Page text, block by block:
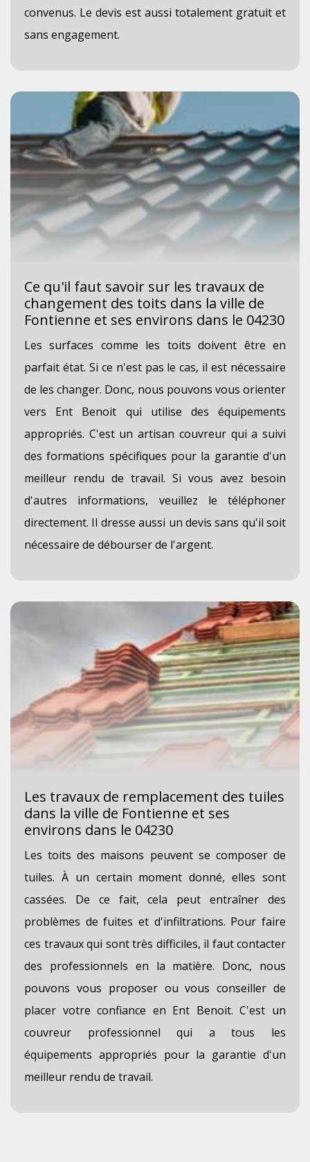
convenus. Le devis est aussi totalement gratuit et
sans engagement.
Ce qu'il faut savoir sur les travaux de
changement des toits dans la ville de
Fontienne et ses environs dans le 04230
Les surfaces comme les toits doivent être en
parfait état. Si ce n'est pas le cas, il est nécessaire
de les changer. Donc, nous pouvons vous orienter
vers Ent Benoit qui utilise des équipements
appropriés. C'est un artisan couvreur qui a suivi
des formations spécifiques pour la garantie d'un
meilleur rendu de travail. Si vous avez besoin
d'autres informations, veuillez le téléphoner
directement. Il dresse aussi un devis sans qu'il soit
nécessaire de débourser de l'argent.
Les travaux de remplacement des tuiles
dans la ville de Fontienne et ses
environs dans le 04230
Les toits des maisons peuvent se composer de
tuiles. À un certain moment donné, elles sont
cassées. De ce fait, cela peut entraîner des
problèmes de fuites et d'infiltrations. Pour faire
ces travaux qui sont très difficiles, il faut contacter
des professionnels en la matière. Donc, nous
pouvons vous proposer ou vous conseiller de
placer votre confiance en Ent Benoit. C'est un
couvreur professionnel qui a tous les
équipements appropriés pour la garantie d'un
meilleur rendu de travail.